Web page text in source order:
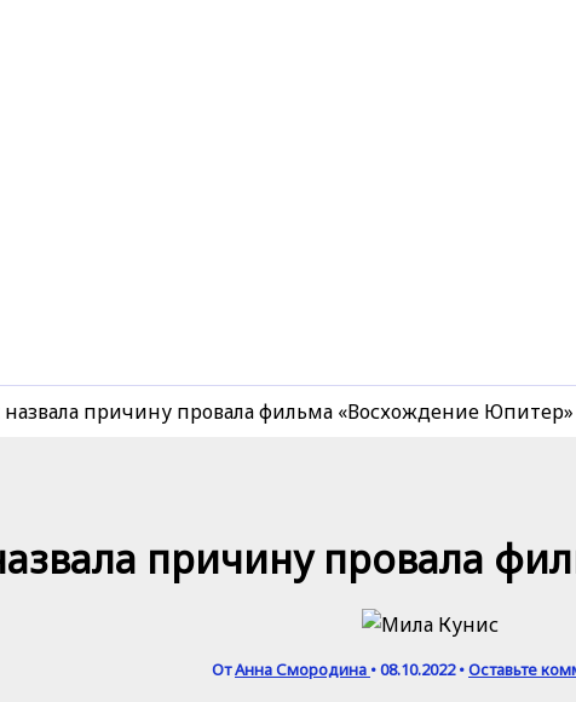
причину провала фильма «Восхождение Юпитер»
причину провала
ОтАнна Смородина •08.10.2022•Оставьте